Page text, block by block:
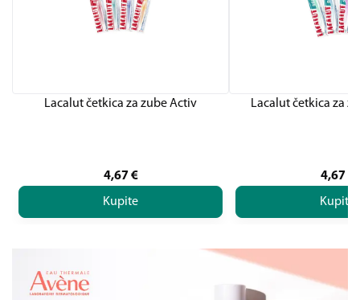
Lacalut četkica za zube Activ
4,67 €
Kupite
Lacalut četkica za
4,67
Kupite